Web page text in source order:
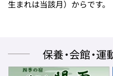
生まれは当該月）からです。
保養・会館・